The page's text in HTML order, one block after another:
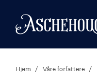
Hjem Våre forfattere